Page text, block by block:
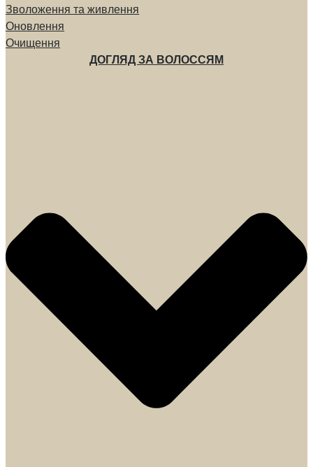
Зволоження та живлення
Оновлення
Очищення
ДОГЛЯД ЗА ВОЛОССЯМ